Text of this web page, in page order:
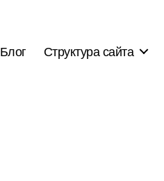
Блог Структура сайта